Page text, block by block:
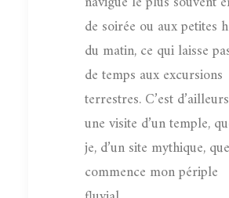
de soirée ou aux petites
du matin, ce qui laisse
de temps aux excursions
terrestres. C’est
une visite d’un temple,
je, d’un site mythique, que
commence mon périple